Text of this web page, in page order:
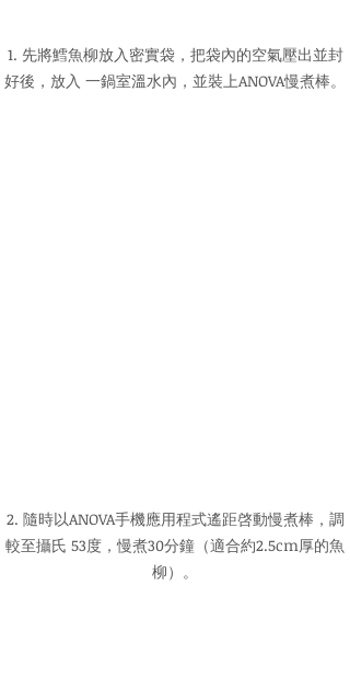
1. 先將鱈魚柳放入密實袋，把袋內的空氣壓出並封
好後，放入 一鍋室溫水內，並裝上ANOVA慢煮棒。
2. 隨時以ANOVA手機應用程式遙距啓動慢煮棒，調
較至攝氏 53度，慢煮30分鐘（適合約2.5cm厚的魚
柳）。